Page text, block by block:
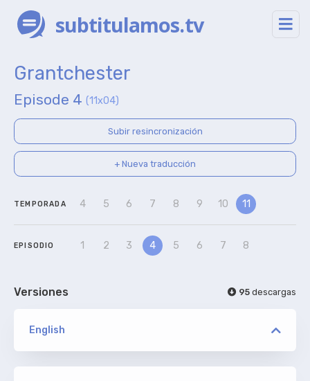
subtitulamos.tv
Grantchester
Episode 4 (11x04)
Subir resincronización
+ Nueva traducción
TEMPORADA 4 5 6 7 8 9 10 11
EPISODIO 1 2 3 4 5 6 7 8
Versiones 95 descargas
English
RAWR